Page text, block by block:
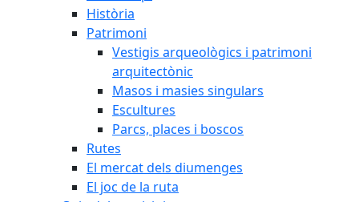
Història
Patrimoni
Vestigis arqueològics i patrimoni
arquitectònic
Masos i masies singulars
Escultures
Parcs, places i boscos
Rutes
El mercat dels diumenges
El joc de la ruta